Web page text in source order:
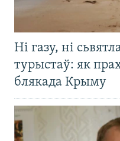
Ні газу, ні
турыстаў: як
блякада Крыму